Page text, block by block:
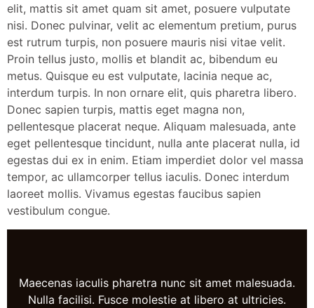
elit, mattis sit amet quam sit amet, posuere vulputate
nisi. Donec pulvinar, velit ac elementum pretium, purus
est rutrum turpis, non posuere mauris nisi vitae velit.
Proin tellus justo, mollis et blandit ac, bibendum eu
metus. Quisque eu est vulputate, lacinia neque ac,
interdum turpis. In non ornare elit, quis pharetra libero.
Donec sapien turpis, mattis eget magna non,
pellentesque placerat neque. Aliquam malesuada, ante
eget pellentesque tincidunt, nulla ante placerat nulla, id
egestas dui ex in enim. Etiam imperdiet dolor vel massa
tempor, ac ullamcorper tellus iaculis. Donec interdum
laoreet mollis. Vivamus egestas faucibus sapien
vestibulum congue.
Maecenas iaculis pharetra nunc sit amet malesuada.
Nulla facilisi. Fusce molestie at libero at ultricies.